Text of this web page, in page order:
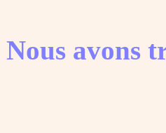
Nous avons